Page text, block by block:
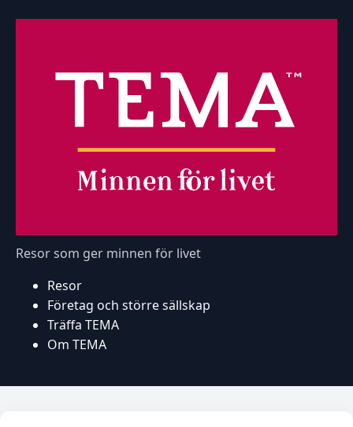
Resor som ger minnen för livet
Resor
Företag och större sällskap
Träffa TEMA
Om TEMA